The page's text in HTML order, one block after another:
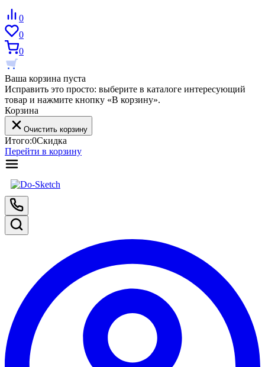
0
0
0
Ваша корзина пуста
Исправить это просто: выберите в каталоге интересующий
товар и нажмите кнопку «В корзину».
Корзина
Очистить корзину
Итого:0Скидка
Перейти в корзину